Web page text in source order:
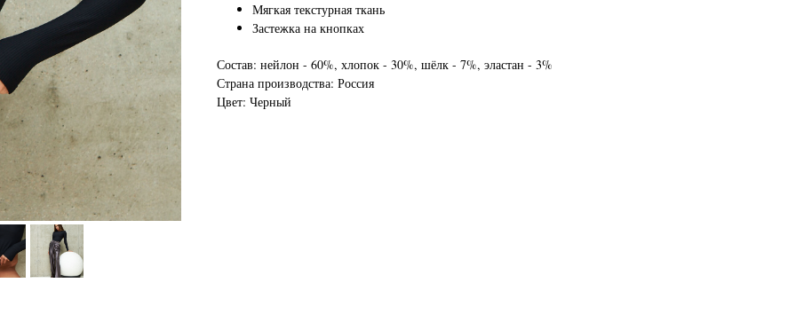
Мягкая текстурная ткань
Застежка на кнопках
Состав: нейлон - 60%, хлопок - 30%, шёлк - 7%, эластан - 3%
Страна производства: Россия
Цвет: Черный